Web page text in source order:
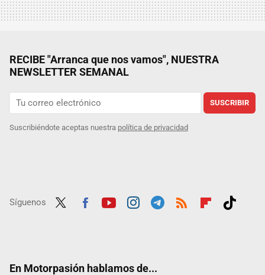
RECIBE "Arranca que nos vamos", NUESTRA
NEWSLETTER SEMANAL
SUSCRIBIR
Suscribiéndote aceptas nuestra política de privacidad
Síguenos
En Motorpasión hablamos de...